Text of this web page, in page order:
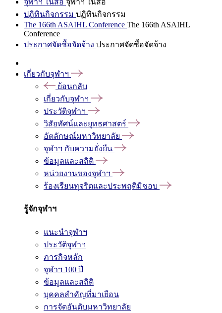
จุฬาฯ ในสื่อ จุฬาฯ ในสื่อ
ปฏิทินกิจกรรม ปฏิทินกิจกรรม
The 166th ASAIHL Conference The 166th ASAIHL
Conference
ประกาศจัดซื้อจัดจ้าง ประกาศจัดซื้อจัดจ้าง
เกี่ยวกับจุฬาฯ
ย้อนกลับ
เกี่ยวกับจุฬาฯ
ประวัติจุฬาฯ
วิสัยทัศน์และยุทธศาสตร์
อัตลักษณ์มหาวิทยาลัย
จุฬาฯ กับความยั่งยืน
ข้อมูลและสถิติ
หน่วยงานของจุฬาฯ
ร้องเรียนทุจริตและประพฤติมิชอบ
รู้จักจุฬาฯ
แนะนำจุฬาฯ
ประวัติจุฬาฯ
ภารกิจหลัก
จุฬาฯ 100 ปี
ข้อมูลและสถิติ
บุคคลสำคัญที่มาเยือน
การจัดอันดับมหาวิทยาลัย